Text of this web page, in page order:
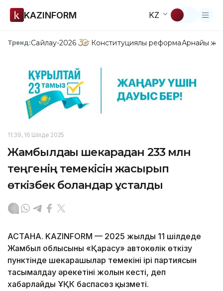
KAZINFORM KZ
Тренд:Сайлау-2026 Конституциялық реформаАрнайы
11:39, 16 Шілде 2025
Жамбылдағы шекарадан 233 млн
теңгенің темекісін жасырып
өткізбек болғандар ұсталды
АСТАНА. KAZINFORM — 2025 жылдың 11 шілдеде
Жамбыл облысының «Қарасу» автокөлік өткізу
пунктінде шекарашылар темекінің ірі партиясын
тасымалдау әрекетінің жолын кесті, деп
хабарлайды ҰҚК баспасөз қызметі.